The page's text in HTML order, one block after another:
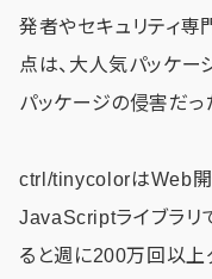
発者やセキュリティ専
点は、大人気パッケ
パッケージの侵害だっ
ctrl/tinycolorはWeb開
JavaScriptライブラリ
ると週に200万回以上